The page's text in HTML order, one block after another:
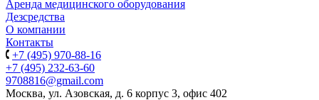
Аренда медицинского оборудования
Дезсредства
О компании
Контакты
+7 (495) 970-88-16
+7 (495) 232-63-60
9708816@gmail.com
Москва, ул. Азовская, д. 6 корпус 3, офис 402